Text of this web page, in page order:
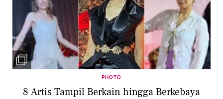
PHOTO
8 Artis Tampil Berkain hingga Berkebaya